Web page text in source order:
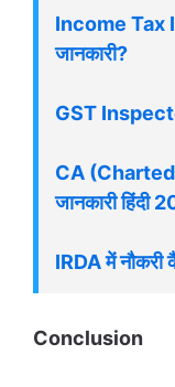
Income Tax
जानकारी?
GST
CA
जानकारी हिंदी
IRDA में नौकरी
Conclusion